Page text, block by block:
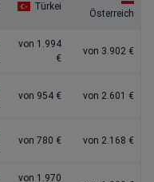
Türkei
Österreich
von 1.994
€
von 3.902 €
von 954 € von 2.601 €
von 780 € von 2.168 €
von 1.970